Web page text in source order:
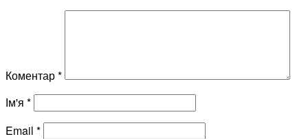
Коментар*
Ім'я *
Email *